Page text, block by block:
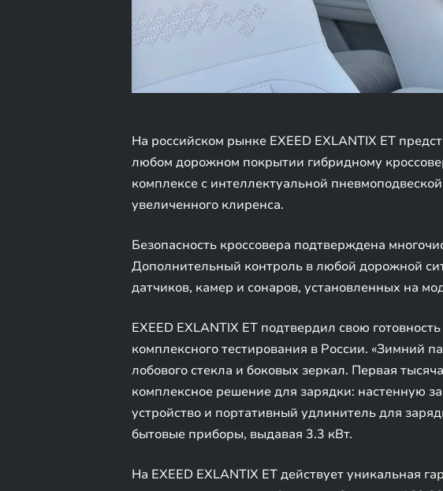
На российском рынке EXEED EXLANTIX ET
любом дорожном покрытии гибридному
комплексе с интеллектуальной
увеличенного клиренса.
Безопасность кроссовера подтверждена
Дополнительный контроль в любой дорожной
датчиков, камер и сонаров, установленных на
EXEED EXLANTIX ET подтвердил свою
комплексного тестирования в России. «Зимний
лобового стекла и боковых зеркал. Первая
комплексное решение для зарядки: настенную
устройство и портативный удлинитель для
бытовые приборы, выдавая 3.3 кВт.
На EXEED EXLANTIX ET действует уникальная